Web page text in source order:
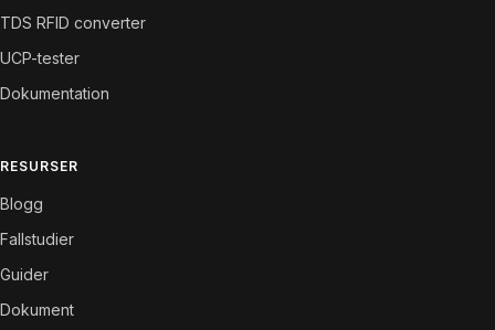
TDS RFID converter
UCP-tester
Dokumentation
RESURSER
Blogg
Fallstudier
Guider
Dokument